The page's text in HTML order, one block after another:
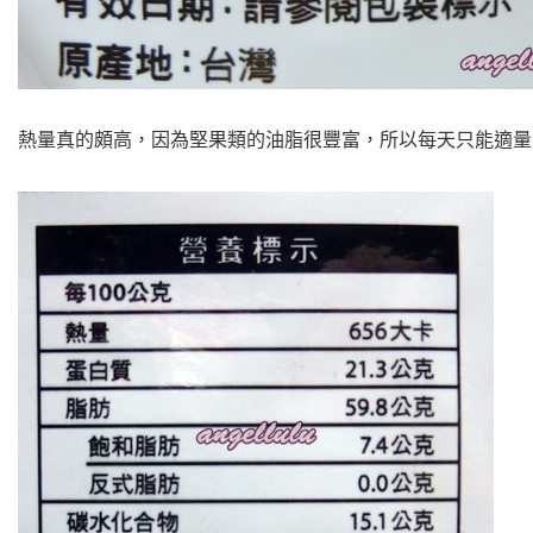
熱量真的頗高，因為堅果類的油脂很豐富，所以每天只能適